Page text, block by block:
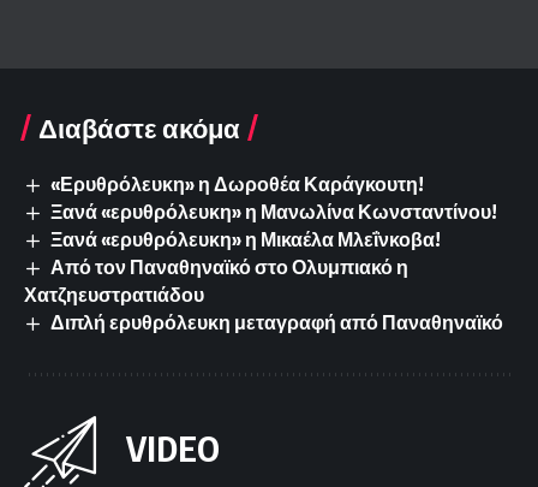
Διαβάστε ακόμα
«Ερυθρόλευκη» η Δωροθέα Καράγκουτη!
Ξανά «ερυθρόλευκη» η Μανωλίνα Κωνσταντίνου!
Ξανά «ερυθρόλευκη» η Μικαέλα Μλεΐνκοβα!
Από τον Παναθηναϊκό στο Ολυμπιακό η
Χατζηευστρατιάδου
Διπλή ερυθρόλευκη μεταγραφή από Παναθηναϊκό
VIDEO